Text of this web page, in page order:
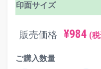
印面サイズ
販売価格 ¥984 (
ご購入数量